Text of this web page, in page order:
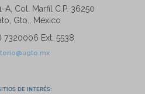
A, Col. Marfil C.P. 36250
Gto., México
7320006 Ext. 5538
de interés: